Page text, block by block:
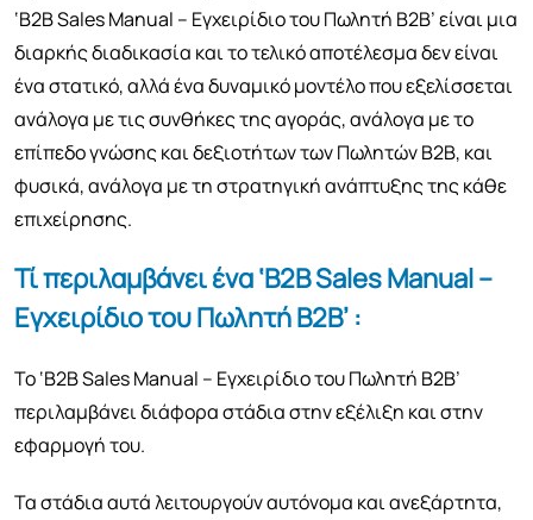
‘B2B Sales Manual – Εγχειρίδιο του Πωλητή Β2Β’ είναι μια
διαρκής διαδικασία και το τελικό αποτέλεσμα δεν είναι
ένα στατικό, αλλά ένα δυναμικό μοντέλο που εξελίσσεται
ανάλογα με τις συνθήκες της αγοράς, ανάλογα με το
επίπεδο γνώσης και δεξιοτήτων των Πωλητών Β2Β, και
φυσικά, ανάλογα με τη στρατηγική ανάπτυξης της κάθε
επιχείρησης.
Τί περιλαμβάνει ένα ‘B2B Sales Manual–
Εγχειρίδιο του Πωλητή Β2Β’ :
Το ‘B2B Sales Manual – Εγχειρίδιο του Πωλητή Β2Β’
περιλαμβάνει διάφορα στάδια στην εξέλιξη και στην
εφαρμογή του.
Τα στάδια αυτά λειτουργούν αυτόνομα και ανεξάρτητα,